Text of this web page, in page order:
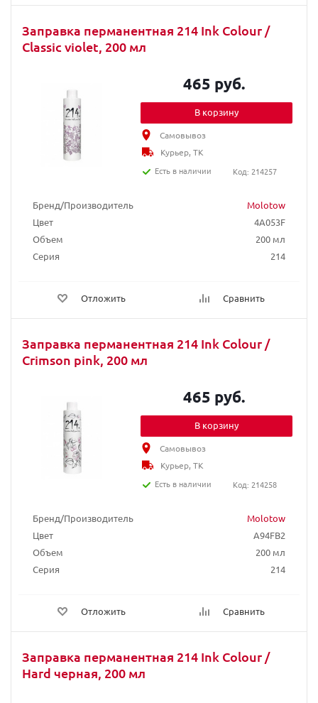
Заправка перманентная 214 Ink Colour /
Classic violet, 200 мл
Бренд/Производитель
Molotow
Цвет
4A053F
Объем
200 мл
Серия
214
Отложить Сравнить
465 руб.
В корзину
Самовывоз
Курьер, ТК
Есть в наличии
Код: 214257
Заправка перманентная 214 Ink Colour /
Crimson pink, 200 мл
Бренд/Производитель
Molotow
Цвет
A94FB2
Объем
200 мл
Серия
214
Отложить Сравнить
465 руб.
В корзину
Самовывоз
Курьер, ТК
Есть в наличии
Код: 214258
Заправка перманентная 214 Ink Colour /
Hard черная, 200 мл